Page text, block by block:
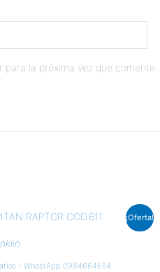
la próxima vez que comente.
¡Oferta!
- WhastApp 0984664654